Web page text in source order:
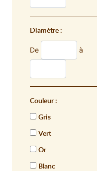
Diamètre :
De à
Couleur :
Gris
Vert
Or
Blanc